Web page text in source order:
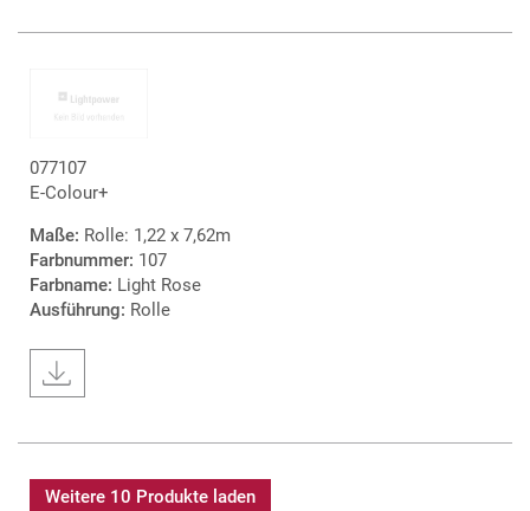
077107
E-Colour+
Maße: Rolle: 1,22 x 7,62m
Farbnummer: 107
Farbname: Light Rose
Ausführung: Rolle
Weitere 10 Produkte laden